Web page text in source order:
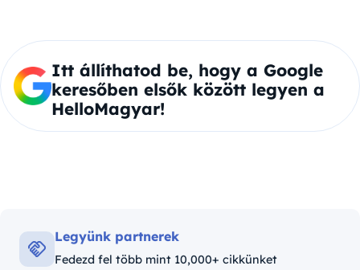
Itt állíthatod be, hogy a Google
keresőben elsők között legyen a
HelloMagyar!
Legyünk partnerek
Fedezd fel több mint 10,000+ cikkünket